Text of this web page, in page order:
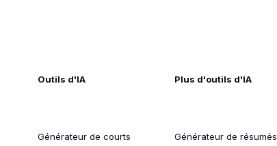
Outils d'IA
Générateur de courts
Plus d'outils d'IA
Générateur de résumés